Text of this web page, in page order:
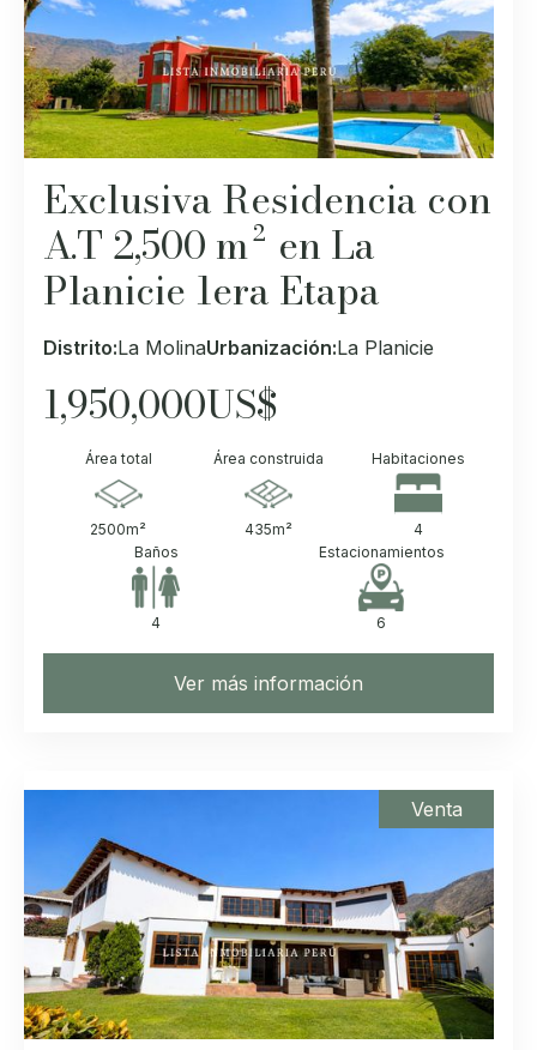
Exclusiva Residencia con
A.T 2,500 m² en La
Planicie 1era Etapa
Distrito:La MolinaUrbanización:La Planicie
1,950,000US$
Área total
2500m²
Área construida
435m²
Habitaciones
4
Baños
4
Estacionamientos
6
Ver más información
Venta